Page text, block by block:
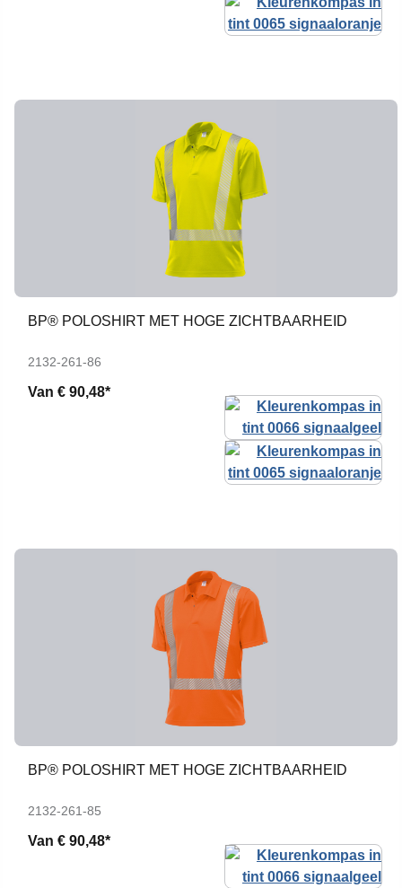
BP® POLOSHIRT MET HOGE ZICHTBAARHEID
2132-261-86
Van € 90,48*
BP® POLOSHIRT MET HOGE ZICHTBAARHEID
2132-261-85
Van € 90,48*